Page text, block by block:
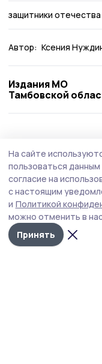
защитники отечества
Автор: Ксения
Издания МО
Тамбовской
ротанга
Татьяна Шамаева
корзинки,
украшения,
территорию уютнее
На сайте
пользоваться
согласие на
с настоящим
и Политикой
можно отменить в
Принять